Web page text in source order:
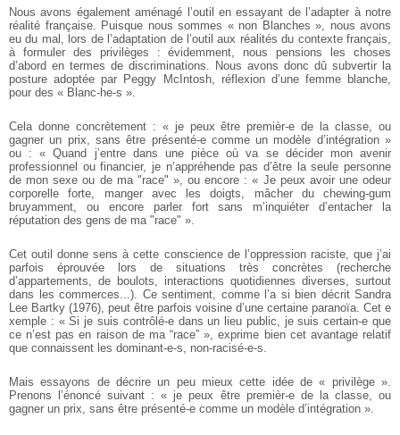
Nous avons également aménagé l’outil en essayant de l’adapter à notre
réalité française. Puisque nous sommes « non Blanches », nous avons
eu du mal, lors de l’adaptation de l’outil aux réalités du contexte français,
à formuler des privilèges : évidemment, nous pensions les choses
d’abord en termes de discriminations. Nous avons donc dû subvertir la
posture adoptée par Peggy McIntosh, réflexion d’une femme blanche,
pour des « Blanc-he-s ».
Cela donne concrètement : « je peux être premièr-e de la classe, ou
gagner un prix, sans être présenté-e comme un modèle d’intégration »
ou : « Quand j’entre dans une pièce où va se décider mon avenir
professionnel ou financier, je n’appréhende pas d’être la seule personne
de mon sexe ou de ma "race" », ou encore : « Je peux avoir une odeur
corporelle forte, manger avec les doigts, mâcher du chewing-gum
bruyamment, ou encore parler fort sans m’inquiéter d’entacher la
réputation des gens de ma "race" ».
Cet outil donne sens à cette conscience de l’oppression raciste, que j’ai
parfois éprouvée lors de situations très concrètes (recherche
d’appartements, de boulots, interactions quotidiennes diverses, surtout
dans les commerces...). Ce sentiment, comme l’a si bien décrit Sandra
Lee Bartky (1976), peut être parfois voisine d’une certaine paranoïa. Cet e
xemple : « Si je suis contrôlé-e dans un lieu public, je suis certain-e que
ce n’est pas en raison de ma “race” », exprime bien cet avantage relatif
que connaissent les dominant-e-s, non-racisé-e-s.
Mais essayons de décrire un peu mieux cette idée de « privilège ».
Prenons l’énoncé suivant : « je peux être premièr-e de la classe, ou
gagner un prix, sans être présenté-e comme un modèle d’intégration ».